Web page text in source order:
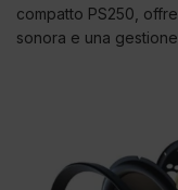
compatto PS250,
sonora e una